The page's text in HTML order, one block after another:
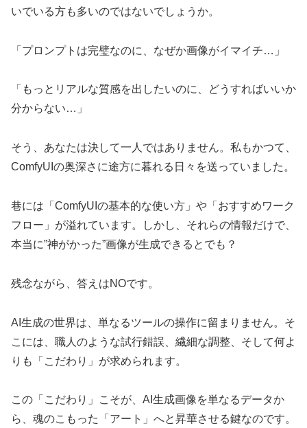
いでいる方も多いのではないでしょうか。
「プロンプトは完璧なのに、なぜか画像がイマイチ…」
「もっとリアルな質感を出したいのに、どうすればいいか
分からない…」
そう、あなたは決して一人ではありません。私もかつて、
ComfyUIの奥深さに途方に暮れる日々を送っていました。
巷には「ComfyUIの基本的な使い方」や「おすすめワーク
フロー」が溢れています。しかし、それらの情報だけで、
本当に”神がかった”画像が生成できるとでも？
残念ながら、答えはNOです。
AI生成の世界は、単なるツールの操作に留まりません。そ
こには、職人のような試行錯誤、繊細な調整、そして何よ
りも「こだわり」が求められます。
この「こだわり」こそが、AI生成画像を単なるデータか
ら、魂のこもった「アート」へと昇華させる鍵なのです。